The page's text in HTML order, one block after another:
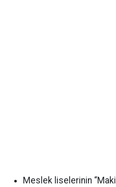
Meslek liselerinin